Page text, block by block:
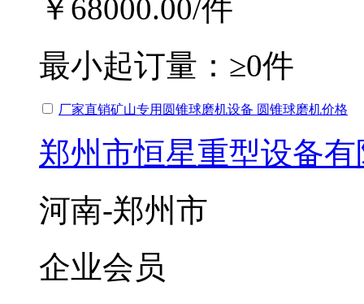
￥68000.00/件
最小起订量： ≥0件
厂家直销矿山专用圆锥球磨机设备 圆锥球磨机价格
郑州市恒星重型设备
河南-郑州市
企业会员